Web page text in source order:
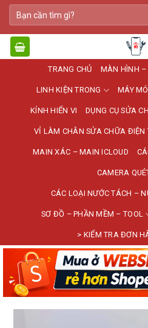
Bỏ
qua
nội
dung
Tìm
kiếm:
TRANG CHỦ MÀN HÌNH –
LINH KIỆN TRONG MÁY
KÍNH HIỂN VI DỤNG CỤ SỬA
VỈ LÀM CHÂN SỬA CHỮA ĐIỆN
MAIN XÁC – MAIN ICLOUD
CAMERA
CÁC LOẠI NƯỚC TÁCH –
SƠ ĐỒ – PHẦN MỀM – TOOL
> KIỂM TRA ĐƠN